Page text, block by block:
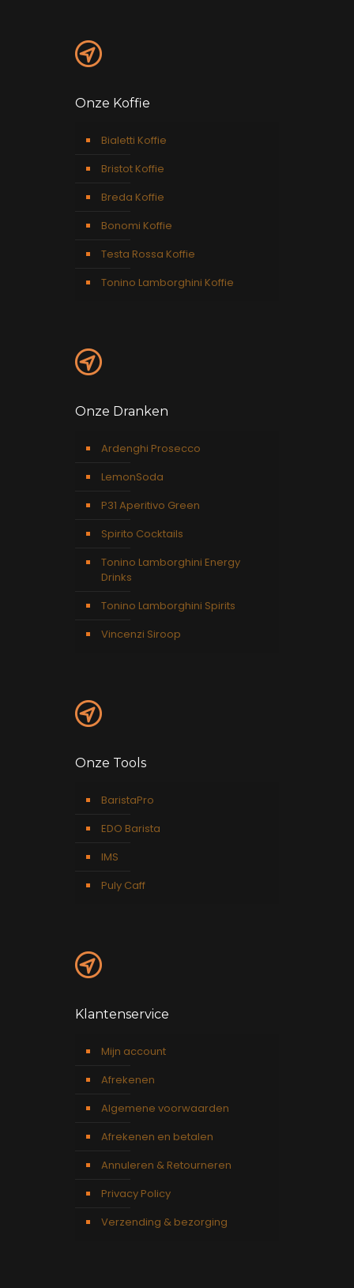
Onze Koffie
Bialetti Koffie
Bristot Koffie
Breda Koffie
Bonomi Koffie
Testa Rossa Koffie
Tonino Lamborghini Koffie
Onze Dranken
Ardenghi Prosecco
LemonSoda
P31 Aperitivo Green
Spirito Cocktails
Tonino Lamborghini Energy
Drinks
Tonino Lamborghini Spirits
Vincenzi Siroop
Onze Tools
BaristaPro
EDO Barista
IMS
Puly Caff
Klantenservice
Mijn account
Afrekenen
Algemene voorwaarden
Afrekenen en betalen
Annuleren & Retourneren
Privacy Policy
Verzending & bezorging